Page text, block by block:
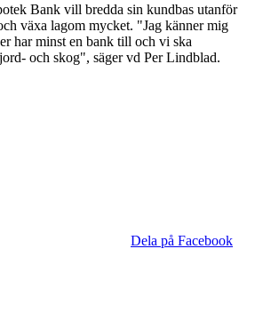
Bank vill bredda sin kundbas utanför
växa lagom mycket. "Jag känner mig
har minst en bank till och vi ska
och skog", säger vd Per Lindblad.
Dela på Facebook